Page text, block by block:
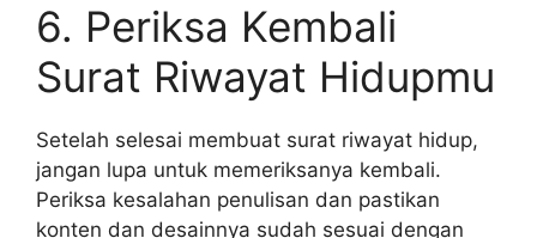
6. Periksa Kembali
Surat Riwayat Hidupmu
Setelah selesai membuat surat riwayat hidup,
jangan lupa untuk memeriksanya kembali.
Periksa kesalahan penulisan dan pastikan
konten dan desainnya sudah sesuai dengan